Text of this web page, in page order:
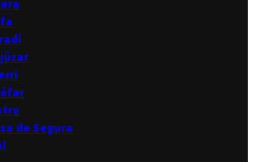
de Segura